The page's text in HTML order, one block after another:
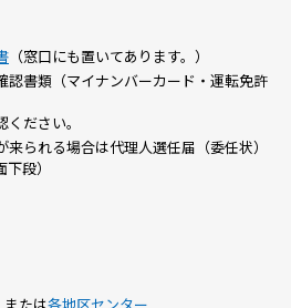
（窓口にも置いてあります。）
認書類（マイナンバーカード・運転免許
ください。
られる場合は代理人選任届（委任状）
段）